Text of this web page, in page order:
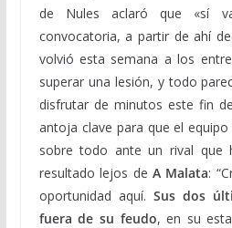
de Nules aclaró que «sí
convocatoria, a partir de ahí
volvió esta semana a los
superar una lesión, y todo
disfrutar de minutos este fin
antoja clave para que el
sobre todo ante un rival que
resultado lejos de A Malata:
oportunidad aquí. Sus dos
fuera de su feudo, en su